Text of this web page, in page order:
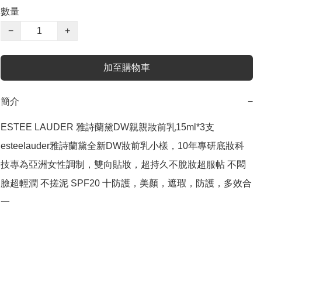
數量
−
+
加至購物車
簡介 −
ESTEE LAUDER 雅詩蘭黛DW親親妝前乳15ml*3支
esteelauder雅詩蘭黛全新DW妝前乳小樣，10年專研底妝科
技專為亞洲女性調制，雙向貼妝，超持久不脫妝超服帖 不悶
臉超輕潤 不搓泥 SPF20 十防護，美顏，遮瑕，防護，多效合
一